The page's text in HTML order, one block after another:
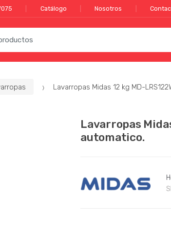
Catálogo Nosotros
Lavarropas Midas 12 kg MD-
Lavarropas
automatico.